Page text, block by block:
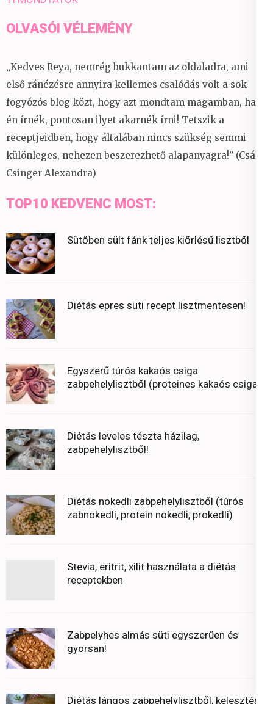
OLVASÓI VÉLEMÉNY
„Kedves Reya, nemrég bukkantam az oldaladra, ami
első ránézésre annyira kellemes csalódás volt a sok
fogyózós blog közt, hogy azt mondtam magamban, ha
én írnék, pontosan ilyet akarnék írni! Tetszik a
receptjeidben, hogy általában nincs szükség semmi
különleges, nehezen beszerezhető alapanyagra!” (Csáky
Csinger Alexandra)
TOP10 KEDVENC MOST:
Sütőben sült fánk teljes kiőrlésű lisztből
Diétás epres süti recept lisztmentesen!
Egyszerű túrós kakaós csiga
zabpehelylisztből (proteines kakaós csiga)
Diétás leveles tészta házilag,
zabpehelylisztből!
Diétás nokedli zabpehelylisztből (túrós
zabnokedli, protein nokedli, prokedli)
Stevia, eritrit, xilit használata a diétás
receptekben
Zabpelyhes almás süti egyszerűen és
gyorsan!
Diétás lángos zabpehelylisztből, kelesztés